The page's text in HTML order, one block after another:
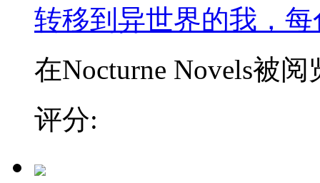
转移到异世界的我，
在Nocturne Novels被阅
评分: